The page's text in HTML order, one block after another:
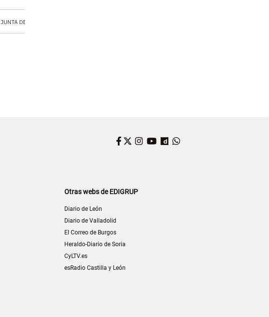
JUNTA DE CASTILLA Y LEÓN
Facebook
Twitter
Instagram
YouTube
Dailymotion
Otras webs de EDIGRUP
Diario de León
Diario de Valladolid
El Correo de Burgos
Heraldo-Diario de Soria
CyLTV.es
esRadio Castilla y León